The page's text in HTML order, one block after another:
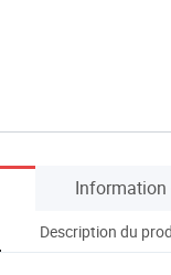
Information
Description du